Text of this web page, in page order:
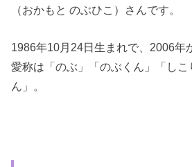
（おかもと のぶひこ）さんです。
1986年10月24日生まれで、2006年
愛称は「のぶ」「のぶくん」「しこ
ん」。